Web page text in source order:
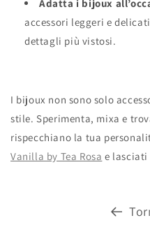
Adatta i bijoux
accessori leggeri e
dettagli più vistosi.
I bijoux non sono solo
stile. Sperimenta, mixa e
rispecchiano la tua
Vanilla by Tea Rosa e lasciati